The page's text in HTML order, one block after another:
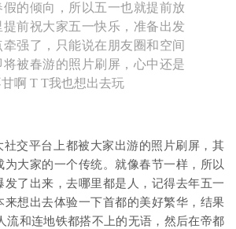
的倾向，所以五一也就提前放
前祝大家五一快乐，准备出发
强了，只能说在朋友圈和空间
被春游的照片刷屏，心中还是
啊 T T我也想出去玩
社交平台上都被大家出游的照片刷屏，其
为大家的一个传统。就像春节一样，所以
发了出来，去哪里都是人，记得去年五一
来想出去体验一下首都的美好繁华，结果
流和连地铁都搭不上的无语，然后在帝都